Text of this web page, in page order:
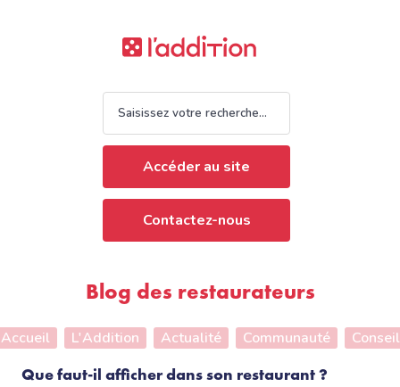
Accéder au site
Contactez-nous
Blog des restaurateurs
Accueil L'Addition Actualité Communauté Conseil
Que faut-il afficher dans son restaurant ?